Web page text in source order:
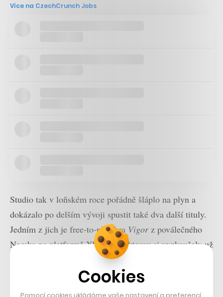
Více na CzechCrunch Jobs
Studio tak v loňském roce pořádně šláplo na plyn a
dokázalo po delším vývoji spustit také dva další tituly.
Jedním z jich je free-to-play hra Vigorz poválečného
Norska na platformě Xbox One, kterou si vyzkoušely už
4 miliony hráčů. Vedle ní pak také hru
funguje jak na PC, tak na mobilní platformě.
Cookies